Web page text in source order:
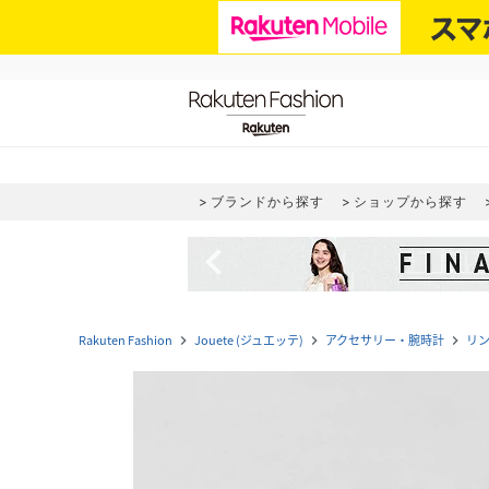
ブランドから探す ショップから探す
Rakuten Fashion navigate_next Jouete (ジュエッテ) navigate_next アクセサリー・腕時計 navigate_next リ